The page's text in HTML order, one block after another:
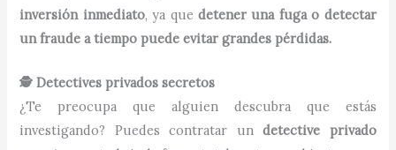
inversión inmediato, ya quedetener una fuga o detectar
un fraude a tiempo puede evitar grandes pérdidas.
🕵️ Detectives privados secretos
¿Te preocupa que alguien descubra que estás
investigando? Puedes contratar undetective privado